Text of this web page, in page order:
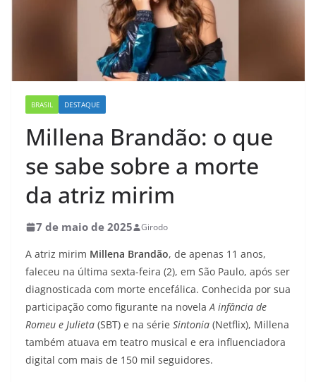
BRASIL DESTAQUE
Millena Brandão: o que
se sabe sobre a morte
da atriz mirim
7 de maio de 2025 Girodo
A atriz mirim Millena Brandão, de apenas 11 anos,
faleceu na última sexta-feira (2), em São Paulo, após ser
diagnosticada com morte encefálica. Conhecida por sua
participação como figurante na novelaA infância de
Romeu e Julieta (SBT) e na série Sintonia (Netflix), Millena
também atuava em teatro musical e era influenciadora
digital com mais de 150 mil seguidores.